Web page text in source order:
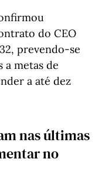
do CEO
prevendo‑se
a metas de
a até dez
nas últimas
no